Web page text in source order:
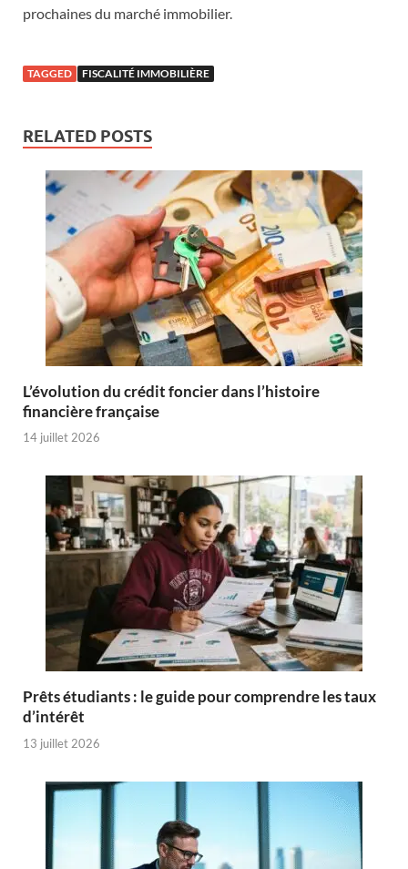
prochaines du marché immobilier.
TAGGED FISCALITÉ IMMOBILIÈRE
RELATED POSTS
L’évolution du crédit foncier dans l’histoire
financière française
14 juillet 2026
Prêts étudiants : le guide pour comprendre les taux
d’intérêt
13 juillet 2026